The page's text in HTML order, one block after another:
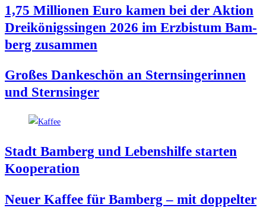
1,75 Mil­lio­nen Euro kamen bei der Akti­on
Drei­kö­nigs­sin­gen 2026 im Erz­bis­tum Bam­
berg zusammen
Gro­ßes Dan­ke­schön an Stern­sin­ge­rin­nen
und Sternsinger
Stadt Bam­berg und Lebens­hil­fe star­ten
Kooperation
Neu­er Kaf­fee für Bam­berg – mit dop­pel­ter